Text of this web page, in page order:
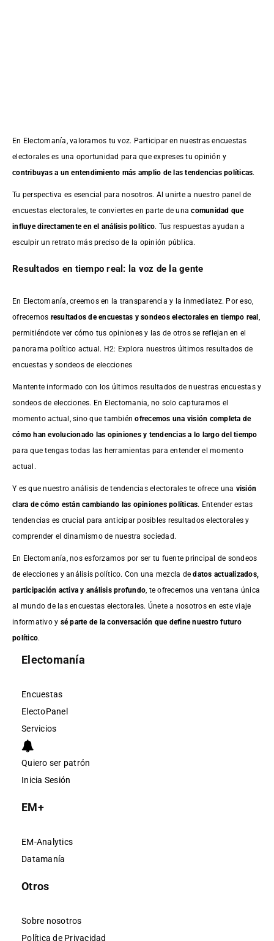
En Electomanía, valoramos tu voz. Participar en nuestras encuestas
electorales es una oportunidad para que expreses tu opinión y
contribuyas a un entendimiento más amplio de las tendencias políticas.
Tu perspectiva es esencial para nosotros. Al unirte a nuestro panel de
encuestas electorales, te conviertes en parte de unacomunidad que
influye directamente en el análisis político. Tus respuestas ayudan a
esculpir un retrato más preciso de la opinión pública.
Resultados en tiempo real: la voz de la gente
En Electomanía, creemos en la transparencia y la inmediatez. Por eso,
ofrecemos resultados deencuestas y sondeos electorales en tiempo real
permitiéndote ver cómo tus opiniones y las de otros se reflejan en el
panorama político actual. H2: Explora nuestros últimos resultados de
encuestas y sondeos de elecciones
Mantente informado con los últimos resultados de nuestras encuestasy
sondeos de elecciones. En Electomania, no solo capturamos el
momento actual, sino que tambiénofrecemos una visión completa de
cómo han evolucionado las opiniones y tendencias a lo largo del tiempo
para que tengas todas las herramientas para entender el momento
actual.
Y es que nuestro análisis de tendencias electorales te ofrece una visión
clara de cómo están cambiando las opiniones políticas. Entender estas
tendencias es crucial para anticipar posibles resultados electorales y
comprender el dinamismo de nuestra sociedad.
En Electomanía, nos esforzamos por ser tu fuente principal de sondeos
de elecciones y análisis político. Con una mezcla dedatos actualizados,
participación activa y análisis profundo , te ofrecemos una ventana única
al mundo de las encuestas electorales. Únete a nosotros en este viaje
informativo y sé parte de la conversación que define nuestro futuro
político.
Electomanía
Encuestas
ElectoPanel
Servicios
Quiero ser patrón
Inicia Sesión
EM+
EM-Analytics
Datamanía
Otros
Sobre nosotros
Política de Privacidad